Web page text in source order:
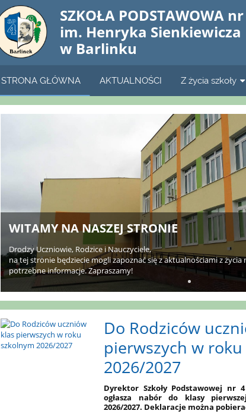
SZKOŁA PODSTAWOWA
im. Henryka Sienkiewicza
w Barlinku
STRONA GŁÓWNA AKTUALNOŚCI Z życia szkoły
STRONA
WITAMY NA NASZEJ STRONIE
Drodzy Uczniowie, Rodzice i Nauczyciele,
na tej stronie będziecie mogli zapoznać się z aktualnościami z życia
potrzebne informacje. Zapraszamy!
Do Rodziców
pierwszych w
2026/2027
Dyrektor Szkoły Podstawowej nr
ogłasza nabór do klasy
2026/2027. Deklaracje można